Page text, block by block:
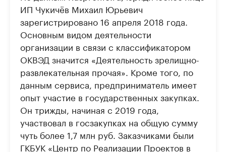
ИП Чукичёв Михаил Юрьевич
зарегистрировано 16 апреля 2018 года.
Основным видом деятельности
организации в связи с классификатором
ОКВЭД значится «Деятельность зрелищно-
развлекательная прочая». Кроме того, по
данным сервиса, предприниматель имеет
опыт участие в государственных закупках.
Он трижды, начиная с 2019 года,
участвовал в госзакупках на общую сумму
чуть более 1,7 млн руб. Заказчиками были
ГКБУК «Центр по Реализации Проектов в